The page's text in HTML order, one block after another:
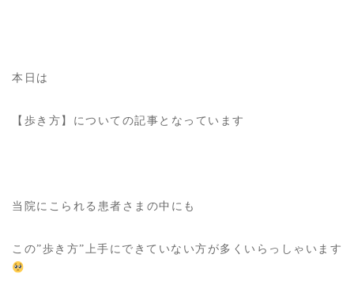
本日は
【歩き方】についての記事となっています
当院にこられる患者さまの中にも
この”歩き方”上手にできていない方が多くいらっしゃいます